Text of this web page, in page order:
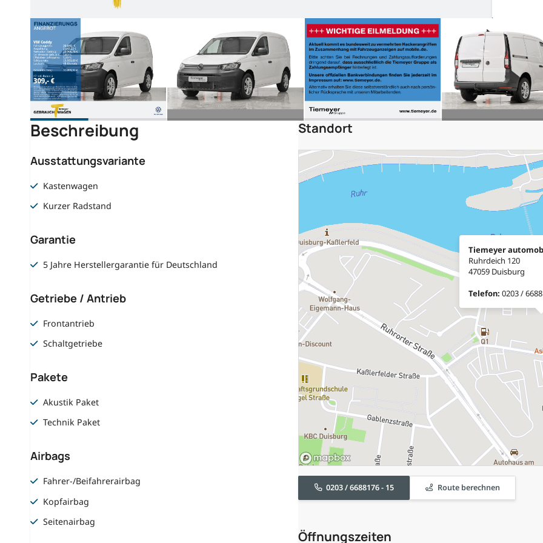
Beschreibung
Ausstattungsvariante
Kastenwagen
Kurzer Radstand
Garantie
5 Jahre Herstellergarantie für Deutschland
Getriebe / Antrieb
Frontantrieb
Schaltgetriebe
Pakete
Akustik Paket
Technik Paket
Airbags
Fahrer-/Beifahrerairbag
Kopfairbag
Seitenairbag
Standort
Tiemeyer
Ruhrdeich 120
47059 Duisburg
Telefon: 0203 /
0203 / 6688176 - 15 Route berechnen
Öffnungszeiten